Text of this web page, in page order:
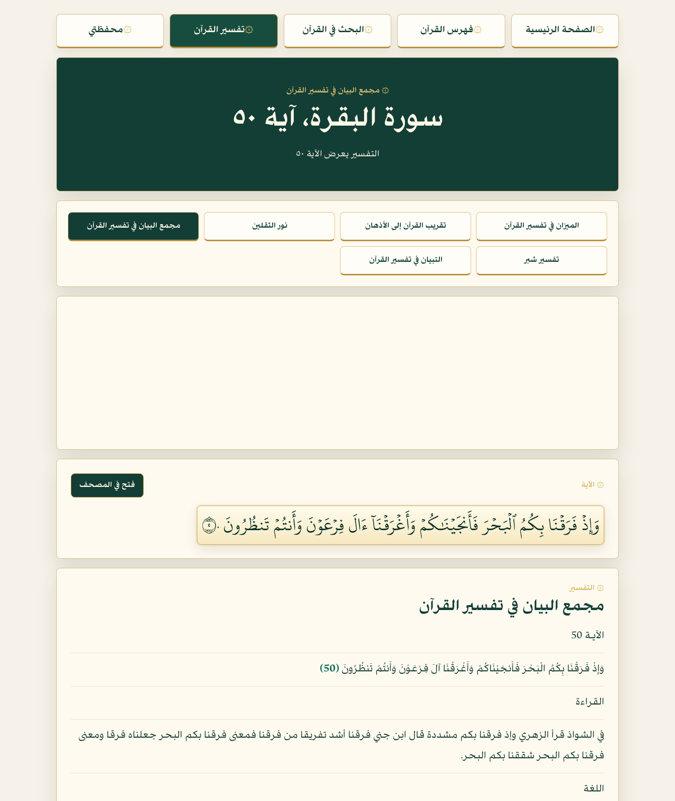
۞الصفحة الرئيسية ۞فهرس القرآن ۞البحث في القرآن ۞تفسير القرآن ۞محفظتي
۞ مجمع البيان في تفسير القرآن
سورة البقرة، آية ٥٠
التفسير يعرض الآية ٥٠
الميزان في تفسير القرآن تقريب القرآن إلى الأذهان نور الثقلين مجمع البيان في تفسير القرآن
تفسير شبر التبيان في تفسير القرآن
۞ الآية فتح في المصحف
وَإِذۡ فَرَقۡنَا بِكُمُ ٱلۡبَحۡرَ فَأَنجَيۡنَٰكُمۡ وَأَغۡرَقۡنَآ ءَالَ فِرۡعَوۡنَ وَأَنتُمۡ تَنظُرُونَ ٥٠
۞ التفسير
مجمع البيان في تفسير القرآن
الآيـة 50
وَإِذْ فَرَقْنَا بِكُمُ الْبَحْرَ فَأَنجَيْنَاكُمْ وَأَغْرَقْنَا آلَ فِرْعَوْنَ وَأَنتُمْ تَنظُرُونَ ﴿50﴾
القراءة
في الشواذ قرأ الزهري وإذ فرقنا بكم مشددة قال ابن جني فرقنا أشد تفريقا من فرقنا فمعنى فرقنا بكم البحر جعلناه فرقا ومعنى
فرقنا بكم البحر شققنا بكم البحر.
اللغة